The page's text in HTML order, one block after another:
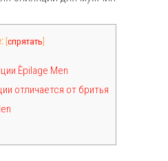
[спрятать]
Èpilage Men
отличается от бритья